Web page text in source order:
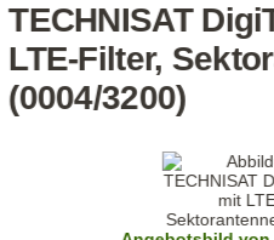
TECHNISAT
LTE-Filter,
(0004/3200)